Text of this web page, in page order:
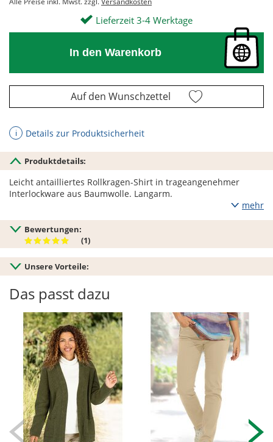
Lieferzeit 3-4 Werktage
In den Warenkorb
Auf den Wunschzettel
ℹ Details zur Produktsicherheit
Produktdetails:
Leicht antailliertes Rollkragen-Shirt in trageangenehmer
Interlockware aus Baumwolle. Langarm.
mehr
Bewertungen:
(1)
Unsere Vorteile:
Das passt dazu